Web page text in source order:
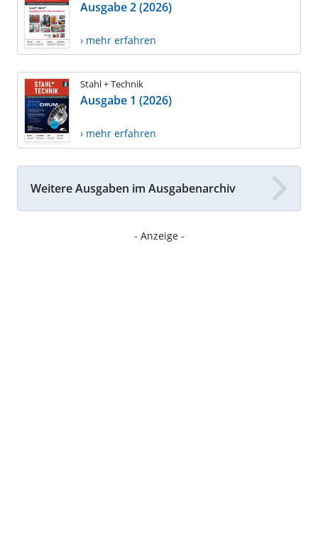
Ausgabe 2 (2026)
› mehr erfahren
Stahl + Technik
Ausgabe 1 (2026)
› mehr erfahren
Weitere Ausgaben im Ausgabenarchiv
- Anzeige -